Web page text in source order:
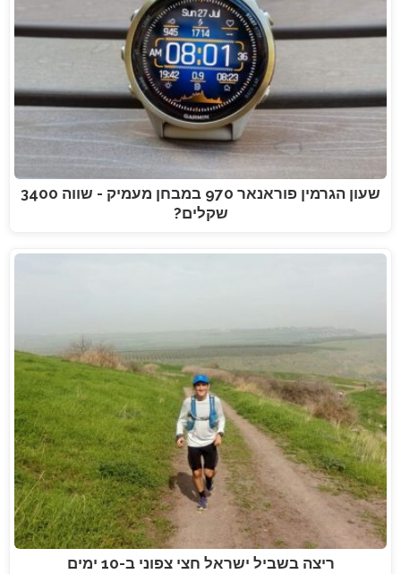
שעון הגרמין פוראנאר 970 במבחן מעמיק - שווה 3400
שקלים?
ריצה בשביל ישראל חצי צפוני ב-10 ימים